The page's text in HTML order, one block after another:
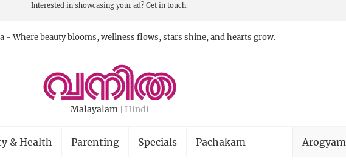
Interested in showcasing your ad? Get in touch.
- Where beauty blooms, wellness flows, stars shine, and hearts grow.
Malayalam Hindi
& Health Parenting Specials Pachakam Arogyam